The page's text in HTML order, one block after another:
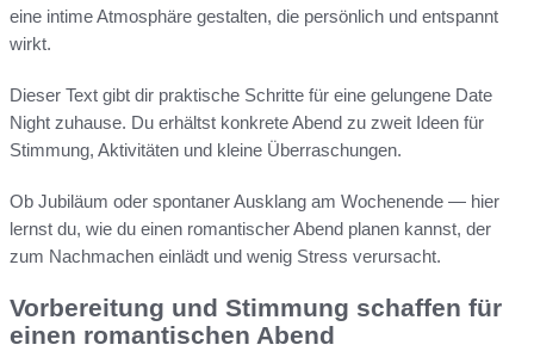
eine intime Atmosphäre gestalten, die persönlich und entspannt
wirkt.
Dieser Text gibt dir praktische Schritte für eine gelungene Date
Night zuhause. Du erhältst konkrete Abend zu zweit Ideen für
Stimmung, Aktivitäten und kleine Überraschungen.
Ob Jubiläum oder spontaner Ausklang am Wochenende — hier
lernst du, wie du einen romantischer Abend planen kannst, der
zum Nachmachen einlädt und wenig Stress verursacht.
Vorbereitung und Stimmung schaffen für
einen romantischen Abend